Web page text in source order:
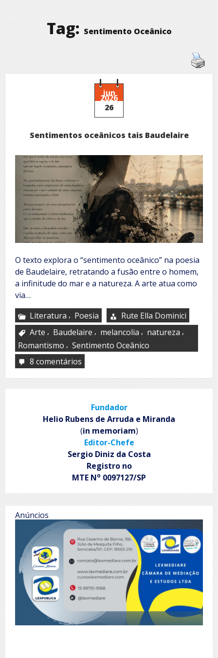
Tag: Sentimento Oceânico
jun
2026
26
Sentimentos oceânicos tais Baudelaire
O texto explora o “sentimento oceânico” na poesia
de Baudelaire, retratando a fusão entre o homem,
a infinitude do mar e a natureza. A arte atua como
via…
Literatura , Poesia
Rute Ella Dominici
Arte , Baudelaire , melancolia , natureza ,
Romantismo , Sentimento Oceânico
8 comentários
oceânicos
Fundador
Helio Rubens de Arruda e Miranda
(in memoriam)
Editor-Chefe
Sergio Diniz da Costa
Registro no
MTE No 0097127/SP
Anúncios